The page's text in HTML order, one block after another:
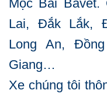
Mộc Bài Bavet.
Lai, Đắk Lắk,
Long An,
Giang…
Xe chúng tôi